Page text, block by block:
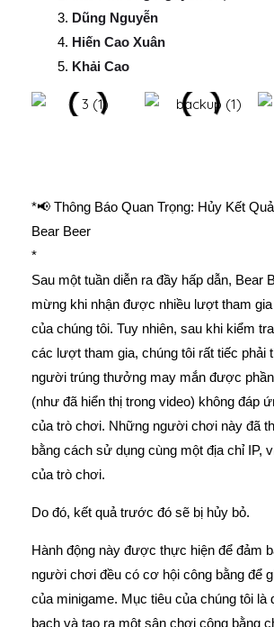
Dũng Nguyễn
Hiến Cao Xuân
Khải Cao
*📢 Thông Báo Quan Trọng: Hủy Kết
Bear Beer
*
Sau một tuần diễn ra đầy hấp dẫn, Bear
mừng khi nhận được nhiều lượt tham
của chúng tôi. Tuy nhiên, sau khi kiểm
các lượt tham gia, chúng tôi rất tiếc phải
người trúng thưởng may mắn được
(như đã hiển thị trong video) không đáp
của trò chơi. Những người chơi này đã
bằng cách sử dụng cùng một địa chỉ IP,
của trò chơi.
Do đó, kết quả trước đó sẽ bị hủy bỏ.
Hành động này được thực hiện để đảm
người chơi đều có cơ hội công bằng để
của minigame. Mục tiêu của chúng tôi là
bạch và tạo ra một sân chơi công bằng